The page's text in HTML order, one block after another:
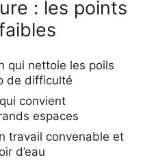
: les points
qui nettoie les poils
de difficulté
convient
espaces
travail convenable et
d’eau